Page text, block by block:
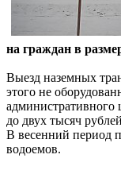
на граждан в
Выезд наземных
этого не
административного
до двух тысяч
В весенний период
водоемов.